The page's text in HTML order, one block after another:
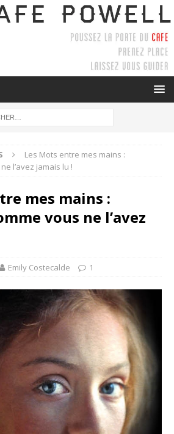
Les Mots entre mes mains :
l’avez jamais lu !
mes mains :
vous ne l’avez
Emily Costecalde 1